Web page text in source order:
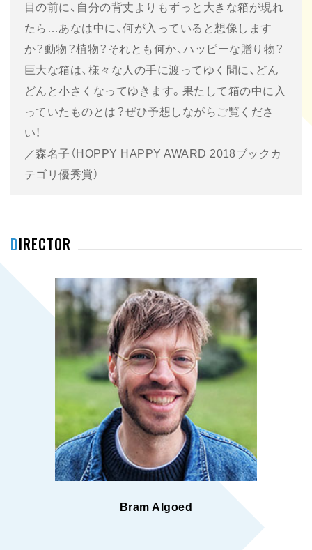
目の前に、自分の背丈よりもずっと大きな箱が現れ
たら…あなは中に、何が入っていると想像します
か？動物？植物？それとも何か、ハッピーな贈り物？
巨大な箱は、様々な人の手に渡ってゆく間に、どん
どんと小さくなってゆきます。果たして箱の中に入
っていたものとは？ぜひ予想しながらご覧くださ
い！
／森名子（HOPPY HAPPY AWARD 2018ブックカ
テゴリ優秀賞）
DIRECTOR
Bram Algoed